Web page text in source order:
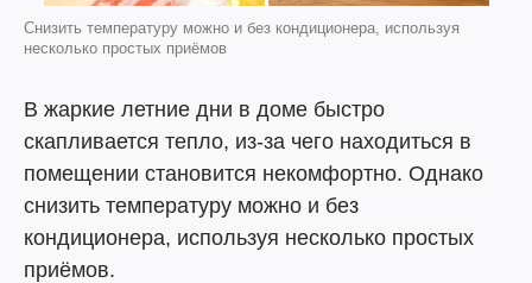
Снизить температуру можно и без кондиционера, используя
несколько простых приёмов
В жаркие летние дни в доме быстро
скапливается тепло, из-за чего находиться в
помещении становится некомфортно. Однако
снизить температуру можно и без
кондиционера, используя несколько простых
приёмов.